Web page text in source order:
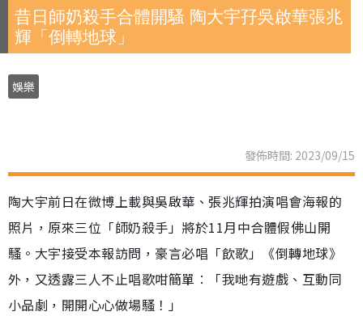
昔日師奶殺手合體開騷 陶大宇孖吳啟華張兆
輝「倒轉地球」
娛樂
發佈時間: 2023/09/15
陶大宇前日在微博上載與吳啟華、張兆輝拍演唱會海報的
照片，原來三位「師奶殺手」將於11月中合體假佛山開
騷。大宇接受本報訪問，豪言必唱「飲歌」《倒轉地球》
外，又透露三人不止唱歌咁簡單︰「我哋有遊戲、互動同
小品劇，開開心心做場騷！」